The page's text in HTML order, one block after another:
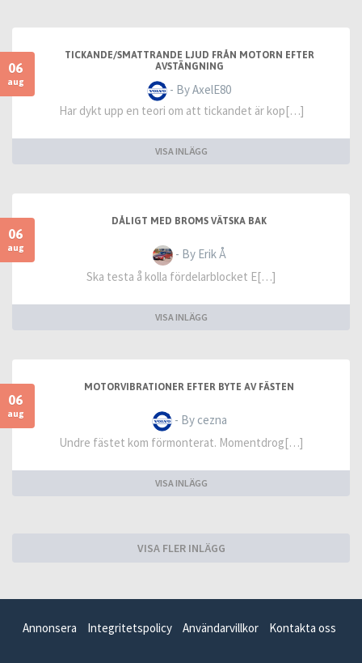
06
aug
TICKANDE/SMATTRANDE LJUD FRÅN MOTORN EFTER
AVSTÄNGNING
- By AxelE80
Har dykt upp en teori om att tickandet är kop[…]
VISA INLÄGG
06
aug
DÅLIGT MED BROMS VÄTSKA BAK
- By Erik Å
Ska testa å kolla fördelarblocket E[…]
VISA INLÄGG
06
aug
MOTORVIBRATIONER EFTER BYTE AV FÄSTEN
- By cezna
Undre fästet kom förmonterat. Momentdrog[…]
VISA INLÄGG
VISA FLER INLÄGG
Annonsera Integritetspolicy Användarvillkor Kontakta oss